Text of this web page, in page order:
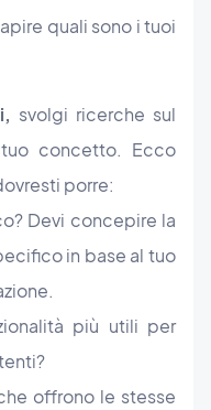
quali sono i tuoi
svolgi ricerche sul
concetto. Ecco
porre:
Devi concepire la
in base al tuo
più utili per
offrono le stesse